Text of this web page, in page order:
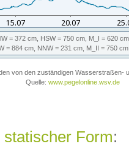
statischer Form: